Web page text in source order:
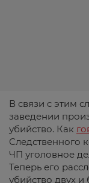
В связи с этим
заведении
убийство. Как
Следственного
ЧП уголовное
Теперь его
убийство двух